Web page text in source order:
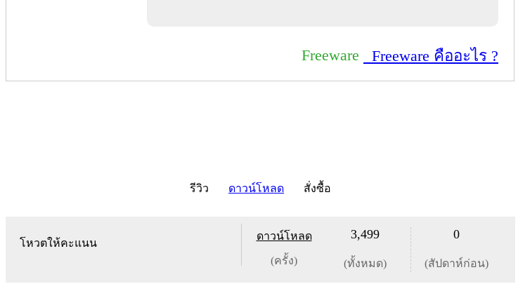
Freeware Freeware คืออะไร ?
รีวิว ดาวน์โหลด สั่งซื้อ
โหวตให้คะแนน
ดาวน์โหลด
(ครั้ง)
3,499
(ทั้งหมด)
0
(สัปดาห์ก่อน)